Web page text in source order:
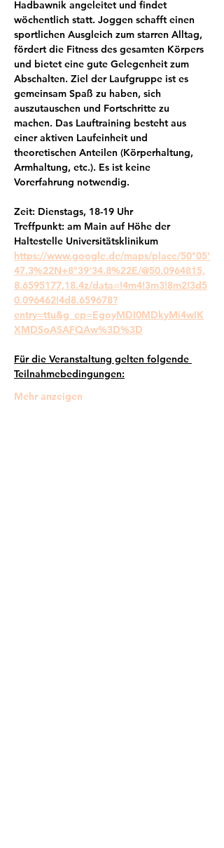
Hadbawnik angeleitet und findet
wöchentlich statt. Joggen schafft einen
sportlichen Ausgleich zum starren Alltag,
fördert die Fitness des gesamten Körpers
und bietet eine gute Gelegenheit zum
Abschalten. Ziel der Laufgruppe ist es
gemeinsam Spaß zu haben, sich
auszutauschen und Fortschritte zu
machen. Das Lauftraining besteht aus
einer aktiven Laufeinheit und
theoretischen Anteilen (Körperhaltung,
Armhaltung, etc.). Es ist keine
Vorerfahrung notwendig.
Zeit: Dienstags, 18-19 Uhr
Treffpunkt: am Main auf Höhe der
Haltestelle Universitätsklinikum
https://www.google.de/maps/place/50°05'
47.3%22N+8°39'34.8%22E/@50.0964815,
8.6595177,18.4z/data=!4m4!3m3!8m2!3d5
0.096462!4d8.659678?
entry=ttu&g_ep=EgoyMDI0MDkyMi4wIK
XMDSoASAFQAw%3D%3D
Für die Veranstaltung gelten folgende
Teilnahmebedingungen:
Mehr anzeigen